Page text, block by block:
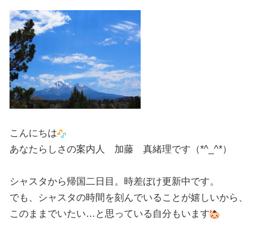
こんにちは
あなたらしさの案内人 加藤 真緒理です（*^_^*）
シャスタから帰国二日目。時差ぼけ更新中です。
でも、シャスタの時間を刻んでいることが嬉しいから、
このままでいたい…と思っている自分もいます